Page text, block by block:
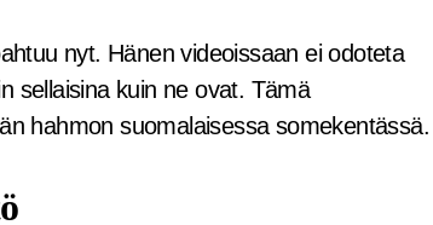
nyt. Hänen videoissaan ei odoteta
sellaisina kuin ne ovat. Tämä
hahmon suomalaisessa somekentässä.